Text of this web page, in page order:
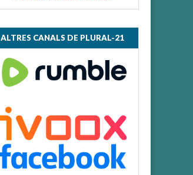
ALTRES CANALS DE PLURAL-21